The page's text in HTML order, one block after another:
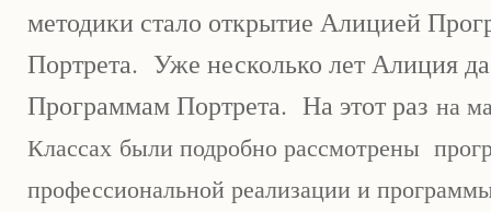
методики стало открытие Алицией
Портрета. Уже несколько лет Алиция
Программам Портрета. На этот раз на
Классах были подробно рассмотрены п
профессиональной реализации и